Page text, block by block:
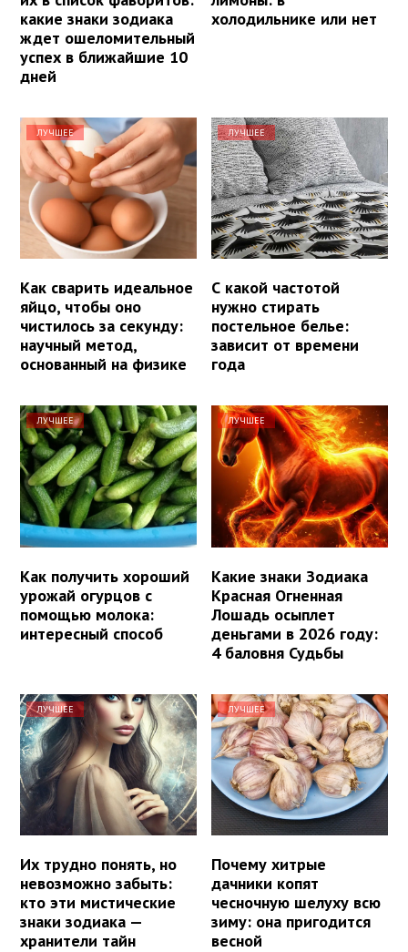
какие знаки зодиака
ждет ошеломительный
успех в ближайшие 10
дней
холодильнике или нет
ЛУЧШЕЕ
Как сварить идеальное
яйцо, чтобы оно
чистилось за секунду:
научный метод,
основанный на физике
ЛУЧШЕЕ
С какой частотой
нужно стирать
постельное белье:
зависит от времени
года
ЛУЧШЕЕ
Как получить хороший
урожай огурцов с
помощью молока:
интересный способ
ЛУЧШЕЕ
Какие знаки Зодиака
Красная Огненная
Лошадь осыплет
деньгами в 2026 году:
4 баловня Судьбы
ЛУЧШЕЕ
Их трудно понять, но
невозможно забыть:
кто эти мистические
знаки зодиака —
хранители тайн
ЛУЧШЕЕ
Почему хитрые
дачники копят
чесночную шелуху всю
зиму: она пригодится
весной